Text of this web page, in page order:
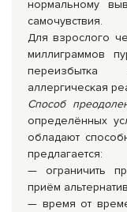
нормальному
самочувствия.
Для взрослого
миллиграммов
переизбытка
аллергическая
Способ
определённых
обладают
предлагается:
— ограничить
приём
— время от